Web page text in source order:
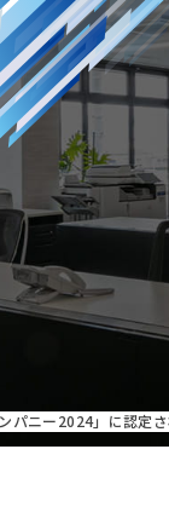
パニー2024」に認定